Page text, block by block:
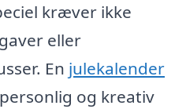
kræver ikke
eller
En julekalender
og kreativ